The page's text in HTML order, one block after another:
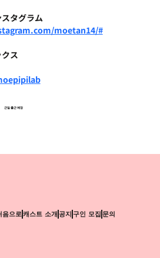
タグラム
moetan14/#
ス
근일 출근 예정
음으로 캐스트 소개 공지 구인 모집 문의